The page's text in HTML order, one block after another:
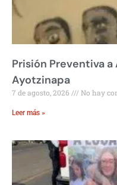
Prisión Preventiva
Ayotzinapa
7 de agosto, 2026 No hay
Leer más »